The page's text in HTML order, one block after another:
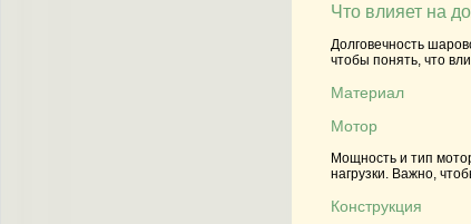
Что влияет на
Долговечность
чтобы понять, что
Материал
Мотор
Мощность и тип
нагрузки. Важно,
Конструкция